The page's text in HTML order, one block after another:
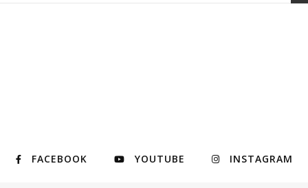
FACEBOOK YOUTUBE INSTAGRAM